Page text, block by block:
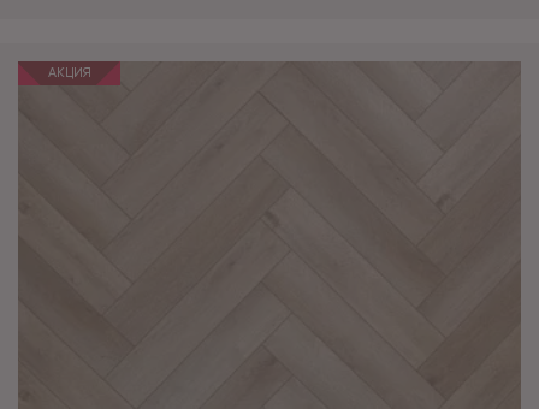
АКЦИЯ